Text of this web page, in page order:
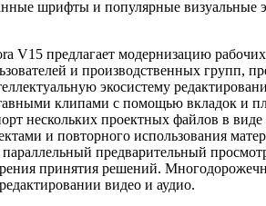
шрифты и популярные визуальные
V15 предлагает модернизацию
и производственных групп,
экосистему
клипами с помощью вкладок и
нескольких проектных файлов в
и повторного использования
предварительный
принятия решений.
видео и аудио.